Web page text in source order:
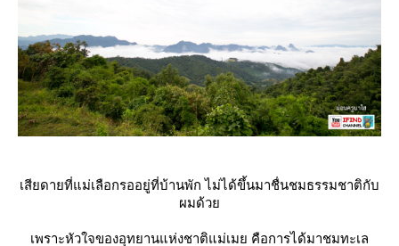
เสียดายที่แม่เลือกรออยู่ที่บ้านพัก ไม่ได้ขึ้นมาชื่นชมธรรมชาติกับ
ผมด้ว
เพราะหัวใจของอุทยานแห่งชาติแม่เมย คือการได้มาชมทะเล